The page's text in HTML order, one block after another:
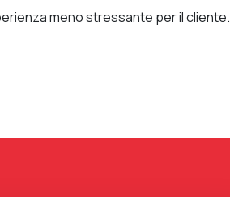
meno stressante per il cliente.